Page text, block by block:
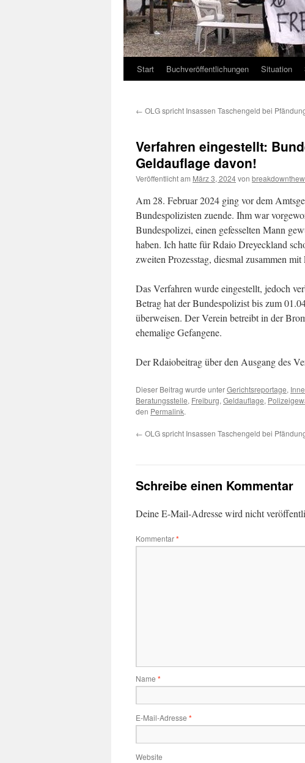
Start Buchveröffentlichungen Situation
← OLG spricht Insassen Taschengeld bei
Verfahren eingestellt:
Geldauflage davon!
Veröffentlicht am März 3, 2024von
Am 28. Februar 2024 ging vor dem
Bundespolizisten zuende. Ihm war
Bundespolizei, einen gefesselten Mann
haben. Ich hatte für Rdaio Dreyeckland
zweiten Prozesstag, diesmal zusammen
Das Verfahren wurde eingestellt, jedoch
Betrag hat der Bundespolizist bis zum
überweisen. Der Verein betreibt in der
ehemalige Gefangene.
Der Rdaiobeitrag über den Ausgang des
Dieser Beitrag wurde unterGerichtsreportage,
Beratungsstelle, Freiburg, Geldauflage,
den Permalink.
← OLG spricht Insassen Taschengeld bei
Schreibe einen Kommentar
Deine E-Mail-Adresse wird nicht
Kommentar*
Name *
E-Mail-Adresse *
Website